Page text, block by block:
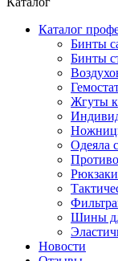
Каталог
Бинты
Бинты
Жгуты
Одеяла
Шины
Новости